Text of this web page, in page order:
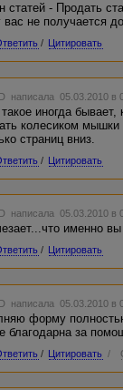
статей - Продать
вас не получается
/ Цитировать
написала 05.03.2010 в
иногда
колесиком мышки
страниц вниз.
/ Цитировать
написала 05.03.2010 в
именно
/ Цитировать
написала 05.03.2010 в
форму
благодарна за
/ Цитировать /